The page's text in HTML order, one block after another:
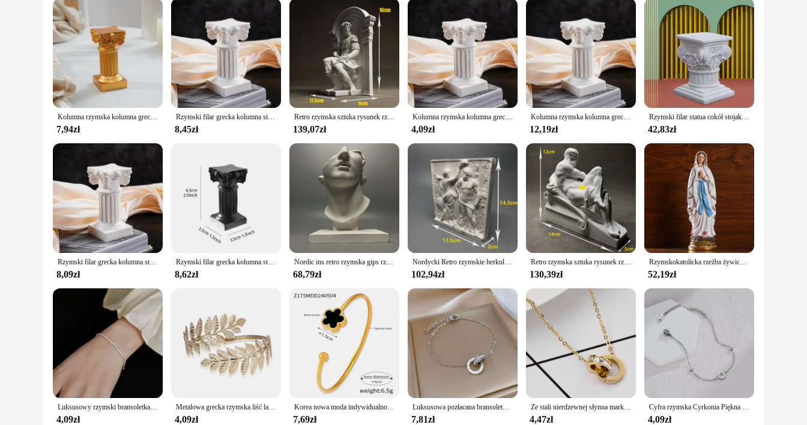
Typical Adaptive Scenario: Suitable for both indoor and outdoor display
Shape or Size or Weight or Quantity: Varies per set, with options for different sizes and quantities
Features:
**Authentic Roman Artistry**
The romans Posągi i rzeźby collection is a testament to the timeless beauty and historical significance of Roman art. Each piece is meticulously crafted from high-quality resin, ensuring durability and
a lifelike finish that captures the essence of ancient Roman sculpture. The collection features a diverse range of figures, from stoic warriors to serene deities, offering a glimpse into the rich cultural
heritage of the Roman Empire.
**Versatile Display Options**
Whether you're looking to enhance the aesthetics of your home or seeking educational pieces for a classroom setting, these Roman statues and sculptures are versatile in their application. They can be
displayed indoors, adding a touch of elegance to your living space, or outdoors, where they can withstand the elements and serve as a conversation starter for visitors. The varying sizes and quantities
available in the sets cater to different display needs, making them a popular choice for both personal collections and larger installations.
These Roman statues and sculptures are not just decorative pieces; they are adaptable to various scenarios. For vendors and suppliers, they offer a unique opportunity to provide customers with a piece
of history that can be used for both educational and decorative purposes. For individuals, they serve as a connection to the past, making them an excellent addition to any collection. Whether you're a
vendor, supplier, or simply an enthusiast, these sets are designed to meet the diverse needs of those interested in Roman culture and art.
Kolumna rzymska kolumna grecka kolumna cokół świecznik figurka figurka rzeźba do domu jadalnia wystrój pejzaż z ogrodem
7,94zł
Rzymski filar grecka kolumna statua cokół świecznik stojak figurka rzeźba kryty dom jadalnia dekoracje ogrodowe
8,45zł
Retro rzymska sztuka rysunek rzeźba gips statua dyfuzor artystyczny pulpit szafka na wino ozdoby dekoracyjne luksusowe dekoracje domu
139,07zł
Kolumna rzymska kolumna grecka kolumna cokół świecznik figurka figurka rzeźba do domu jadalnia wystrój pejzaż z ogrodem
4,09zł
Kolumna rzymska kolumna grecka kolumna cokół świecznik figurka figurka rzeźba domowa jadalnia wystrój pejzaż z ogrodem
12,19zł
Rzymski filar statua cokół stojak figurka kryty odkryty dom
42,83zł
Rzymski filar grecka kolumna statua cokół świecznik stojak figurka rzeźba kryty dom jadalnia dekoracje ogrodowe
8,09zł
Rzymski filar grecka kolumna statua cokół świecznik stojak figurka rzeźba kryty dom jadalnia dekoracje ogrodowe
8,62zł
Nordic ins retro rzymska gips rzeźba niszowy styl sztuki wysokiej klasy blat dekoracje prezenty do dekoracji domu
68,79zł
Nordycki Retro rzymskie herkulele rzeźba gips statua samolot ulga grafika ozdoby na biurko rozszerzony kadzidło prezent
102,94zł
Retro rzymska sztuka rysunek rzeźba gips statua sztuka pulpit dekoracyjne nowoczesny dom luksusowe dekoracje elegancka ozdoba pokoju prezent
130,39zł
Rzymskokatolicka rzeźba żywica Tabletop statua dekoracyjna figurka figurka naszej pani z Lourdes dziewica maryja statua 30cm wysokości
52,19zł
Luksusowy rzymski bransoletka ze strasami dla kobiet kryształowy łańcuszek z cyrkonią bransoletki akcesoria do biżuterii ślubnej
4,09zł
Metalowa grecka rzymska liść laurowy bransoletka opaska górny bransoleta mankiet ramię
4,09zł
Korea nowa moda indywidualność bransoletki z cyframi rzymskimi stal nierdzewna trwałe kolorowe bransoletki dla kobiet prosta biżuteria Paty prezent
7,69zł
Luksusowa pozłacana bransoletka ze stali nierdzewnej Olśniewająca bransoletka z cyrkoniami dla kobiet Dziewczyny Projekt liczb rzymskich Moda Urok Biżuteria imprezowa Prezent
7,81zł
Ze stali nierdzewnej słynna marka cyfr rzymskich wisiorek naszyjnik dla kobiety kobieta naszyjnik luksusowa biżuteria Top damski Qu sprzedaż hurtowa
4,47zł
Cyfra rzymska Cyrkonia Piękna bransoletka Bransoletka ze stali nierdzewnej w kolorze srebrnym lub złotym Nigdy nie blaknie dla kobiet Biżuteria męska Prezent
4,09zł